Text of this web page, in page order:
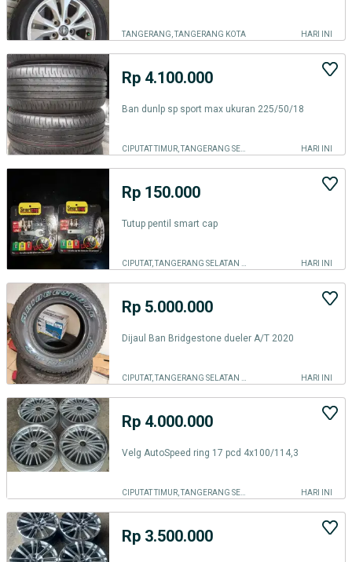
TANGERANG, TANGERANG KOTA HARI INI
Rp 4.100.000
Ban dunlp sp sport max ukuran 225/50/18
HARI INI
Rp 150.000
Tutup pentil smart cap
HARI INI
Rp 5.000.000
Dijaul Ban Bridgestone dueler A/T 2020
HARI INI
Rp 4.000.000
Velg AutoSpeed ring 17 pcd 4x100/114,3
HARI INI
Rp 3.500.000